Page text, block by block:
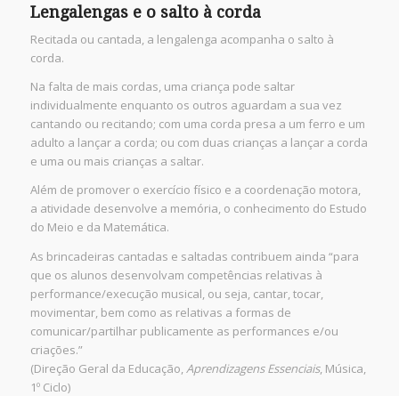
Lengalengas e o salto à corda
Recitada ou cantada, a lengalenga acompanha o salto à
corda.
Na falta de mais cordas, uma criança pode saltar
individualmente enquanto os outros aguardam a sua vez
cantando ou recitando; com uma corda presa a um ferro e um
adulto a lançar a corda; ou com duas crianças a lançar a corda
e uma ou mais crianças a saltar.
Além de promover o exercício físico e a coordenação motora,
a atividade desenvolve a memória, o conhecimento do Estudo
do Meio e da Matemática.
As brincadeiras cantadas e saltadas contribuem ainda “para
que os alunos desenvolvam competências relativas à
performance/execução musical, ou seja, cantar, tocar,
movimentar, bem como as relativas a formas de
comunicar/partilhar publicamente as performances e/ou
criações.”
(Direção Geral da Educação, Aprendizagens Essenciais, Música,
1º Ciclo)